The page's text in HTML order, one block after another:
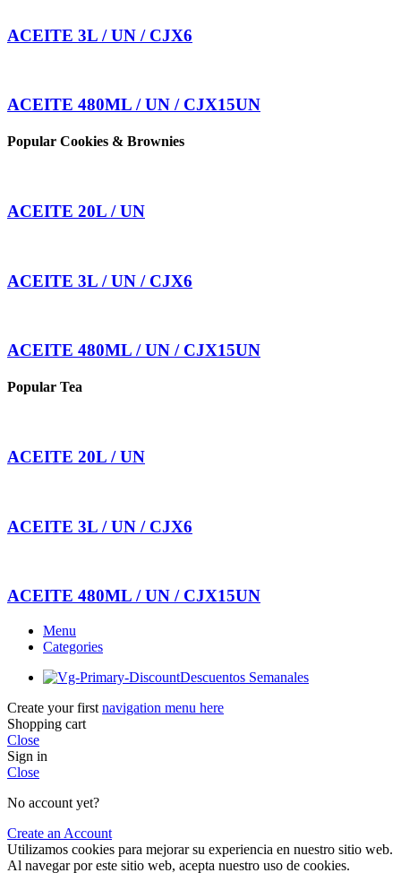
ACEITE 3L / UN / CJX6
ACEITE 480ML / UN / CJX15UN
Popular Cookies & Brownies
ACEITE 20L / UN
ACEITE 3L / UN / CJX6
ACEITE 480ML / UN / CJX15UN
Popular Tea
ACEITE 20L / UN
ACEITE 3L / UN / CJX6
ACEITE 480ML / UN / CJX15UN
Menu
Categories
Descuentos Semanales
Create your first navigation menu here
Shopping cart
Close
Sign in
Close
No account yet?
Create an Account
Utilizamos cookies para mejorar su experiencia en nuestro sitio web.
Al navegar por este sitio web, acepta nuestro uso de cookies.